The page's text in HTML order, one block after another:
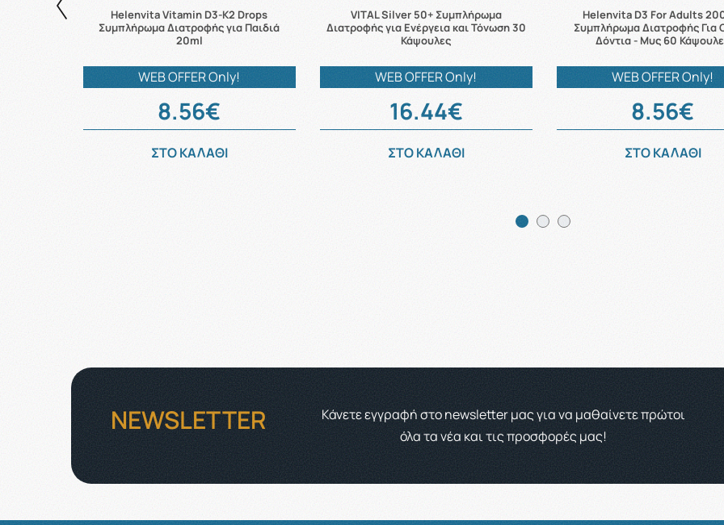
Helenvita Vitamin D3-K2 Drops
Συμπλήρωμα Διατροφής για Παιδιά
20ml
WEB OFFER Only!
8.56€
ΣΤΟ ΚΑΛΑΘΙ
VITAL Silver 50+ Συμπλήρωμα
Διατροφής για Ενέργεια και Τόνωση 30
Κάψουλες
WEB OFFER Only!
16.44€
ΣΤΟ ΚΑΛΑΘΙ
Helenvita D3 For Adults
Συμπλήρωμα Διατροφής Για
Δόντια - Μυς 60
WEB OFFER Only!
8.56€
ΣΤΟ ΚΑΛΑΘΙ
NEWSLETTER
Κάνετε εγγραφή στο newsletter μας για να μαθαίνετε πρώτοι
όλα τα νέα και τις προσφορές μας!